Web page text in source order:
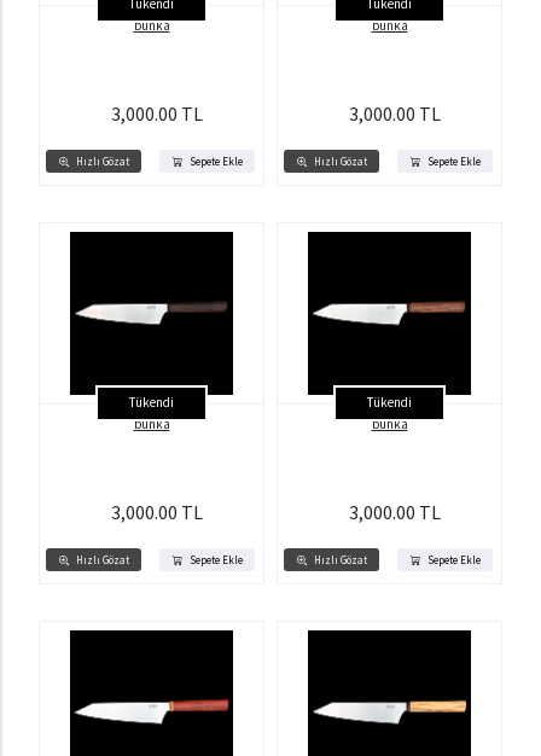
Tükendi
Hızlı Gözat Sepete Ekle
bunka
3,000.00 TL
Tükendi
Hızlı Gözat Sepete Ekle
bunka
3,000.00 TL
Tükendi
Hızlı Gözat Sepete Ekle
bunka
3,000.00 TL
Tükendi
Hızlı Gözat Sepete Ekle
bunka
3,000.00 TL